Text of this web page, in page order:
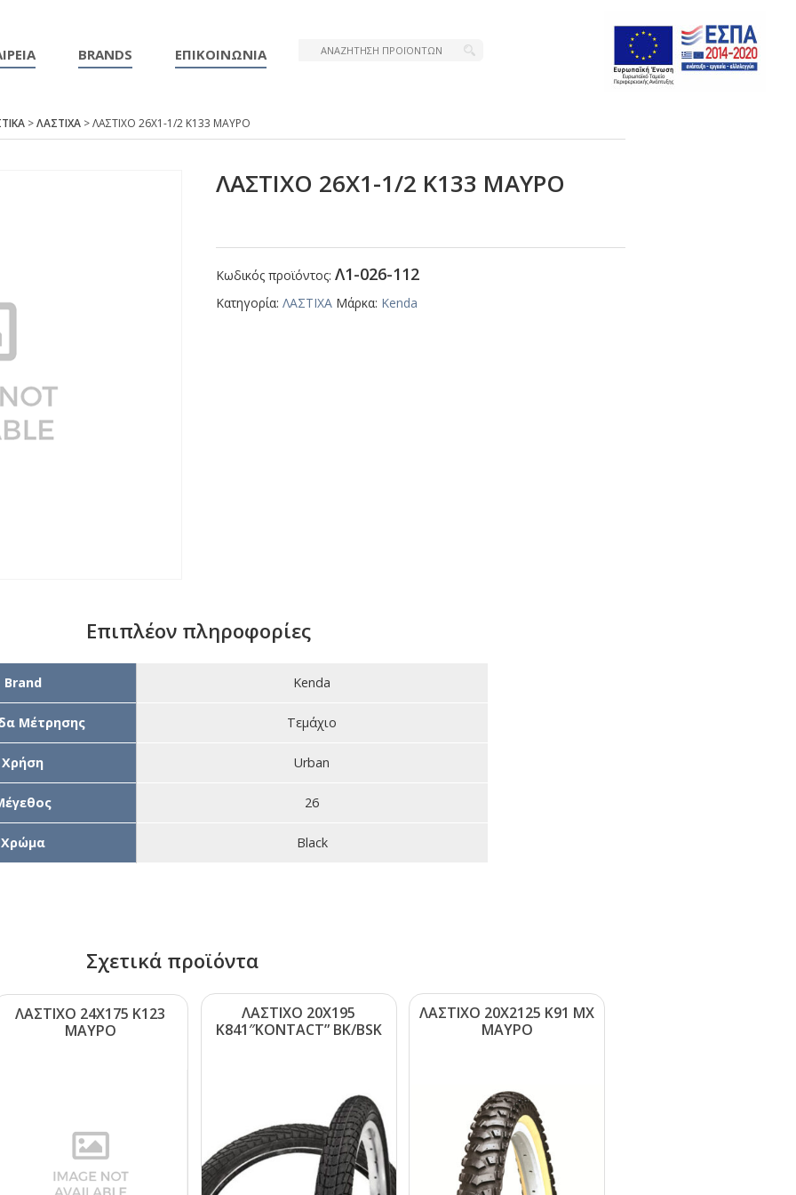
BRANDS ΕΠΙΚΟΙΝΩΝΙΑ
>ΛΑΣΤΙΧΑ> ΛΑΣΤΙΧΟ 26Χ1-1/2 Κ133 ΜΑΥΡΟ
ΛΑΣΤΙΧΟ 26Χ1-1/2 Κ133 ΜΑΥΡΟ
Κωδικός προϊόντος:Λ1-026-112
Κατηγορία:ΛΑΣΤΙΧΑ Μάρκα: Kenda
Επιπλέον πληροφορίες
Brand Kenda
Μέτρησης Τεμάχιο
Χρήση Urban
26
Χρώμα Black
Σχετικά προϊόντα
ΛΑΣΤΙΧΟ 24Χ175 Κ123
ΜΑΥΡΟ
ΛΑΣΤΙΧΟ 20Χ195
Κ841″ΚΟΝΤΑCΤ” ΒΚ/ΒSΚ
ΛΑΣΤΙΧΟ 20Χ2125 Κ91 ΜΧ
ΜΑΥΡΟ